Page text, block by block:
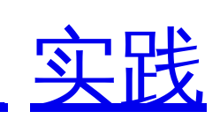
实践